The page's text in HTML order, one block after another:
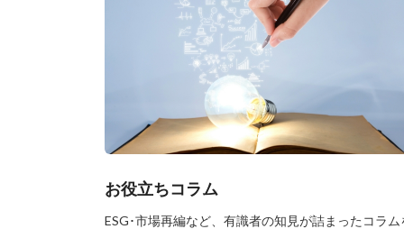
お役立ちコラム
ESG･市場再編など、有識者の知見が詰まったコラム